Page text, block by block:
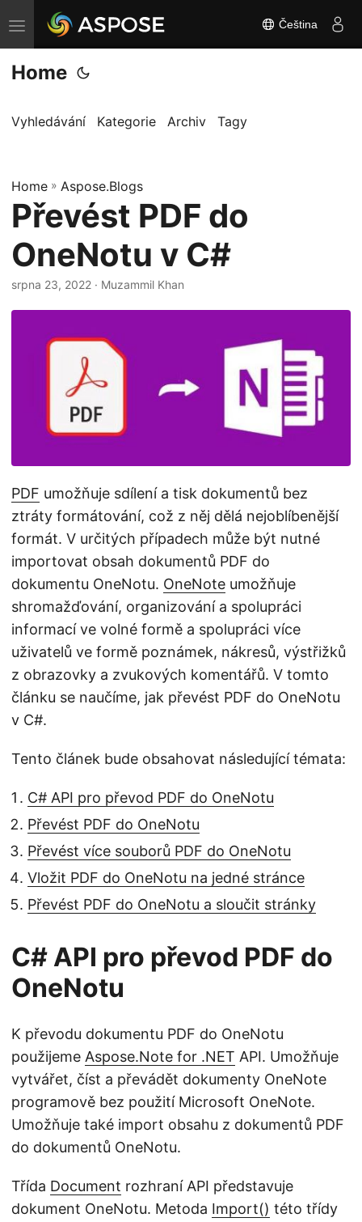
P
ř
e
n
t
n
a
v
Čeština
Home
Vyhledávání Kategorie Archiv Tagy
Home » Aspose.Blogs
Převést PDF do
OneNotu v C#
srpna 23, 2022 · Muzammil Khan
PDF umožňuje sdílení a tisk dokumentů bez
ztráty formátování, což z něj dělá nejoblíbenější
formát. V určitých případech může být nutné
importovat obsah dokumentů PDF do
dokumentu OneNotu. OneNote umožňuje
shromažďování, organizování a spolupráci
informací ve volné formě a spolupráci více
uživatelů ve formě poznámek, nákresů, výstřižků
z obrazovky a zvukových komentářů. V tomto
článku se naučíme, jak převést PDF do OneNotu
v C#.
Tento článek bude obsahovat následující témata:
C# API pro převod PDF do OneNotu
Převést PDF do OneNotu
Převést více souborů PDF do OneNotu
Vložit PDF do OneNotu na jedné stránce
Převést PDF do OneNotu a sloučit stránky
C# API pro převod PDF do
OneNotu
K převodu dokumentu PDF do OneNotu
použijeme Aspose.Note for .NET API. Umožňuje
vytvářet, číst a převádět dokumenty OneNote
programově bez použití Microsoft OneNote.
Umožňuje také import obsahu z dokumentů PDF
do dokumentů OneNotu.
Třída Document rozhraní API představuje
dokument OneNotu. Metoda Import() této třídy